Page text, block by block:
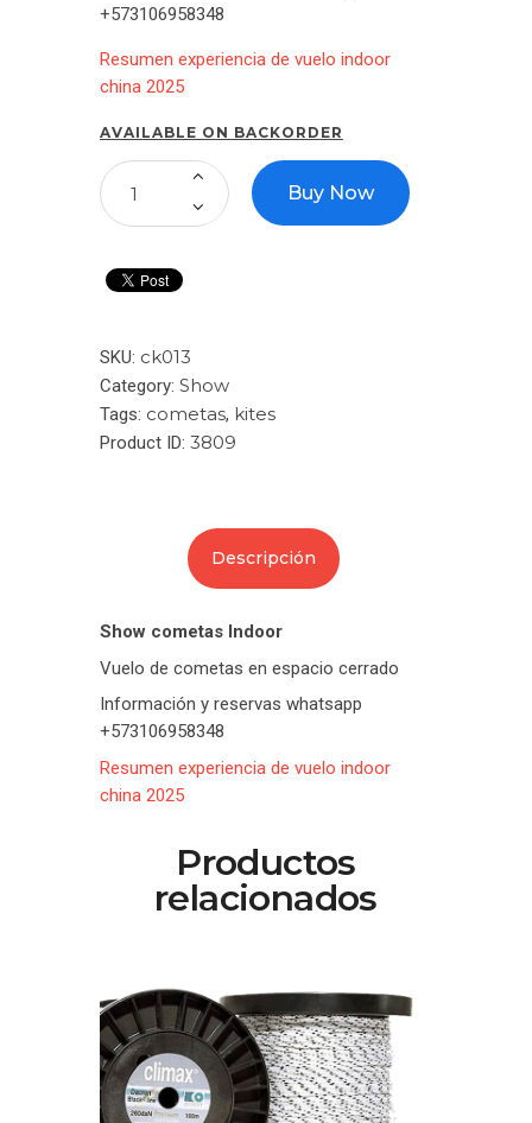
+573106958348
Resumen experiencia de vuelo indoor
china 2025
AVAILABLE ON BACKORDER
Buy Now
SKU: ck013
Category: Show
Tags: cometas, kites
Product ID: 3809
Descripción
Show cometas Indoor
Vuelo de cometas en espacio cerrado
Información y reservas whatsapp
+573106958348
Resumen experiencia de vuelo indoor
china 2025
Productos
relacionados